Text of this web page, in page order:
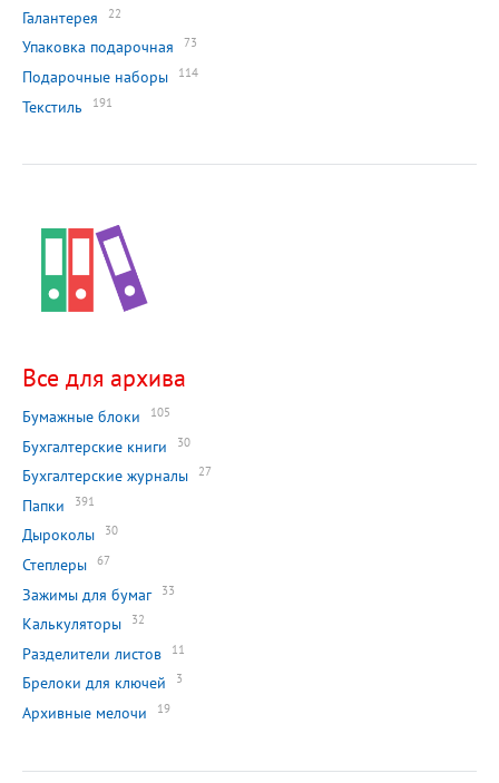
Галантерея 22
Упаковка подарочная 73
Подарочные наборы 114
Текстиль 191
Все для архива
Бумажные блоки 105
Бухгалтерские книги 30
Бухгалтерские журналы 27
Папки 391
Дыроколы 30
Степлеры 67
Зажимы для бумаг 33
Калькуляторы 32
Разделители листов 11
Брелоки для ключей 3
Архивные мелочи 19